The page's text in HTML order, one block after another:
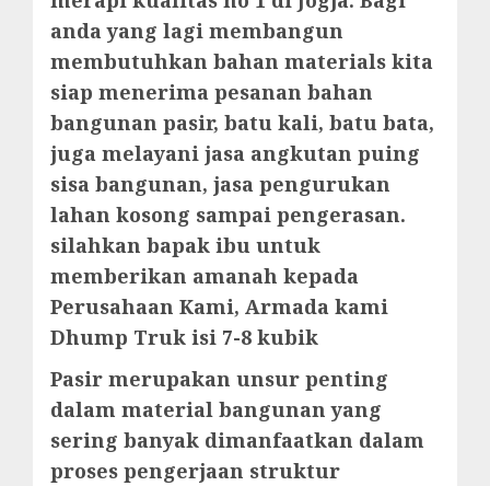
anda yang lagi membangun
membutuhkan bahan materials kita
siap menerima pesanan bahan
bangunan pasir, batu kali, batu bata,
juga melayani jasa angkutan puing
sisa bangunan, jasa pengurukan
lahan kosong sampai pengerasan.
silahkan bapak ibu untuk
memberikan amanah kepada
Perusahaan Kami, Armada kami
Dhump Truk isi 7-8 kubik
Pasir merupakan unsur penting
dalam material bangunan yang
sering banyak dimanfaatkan dalam
proses pengerjaan struktur